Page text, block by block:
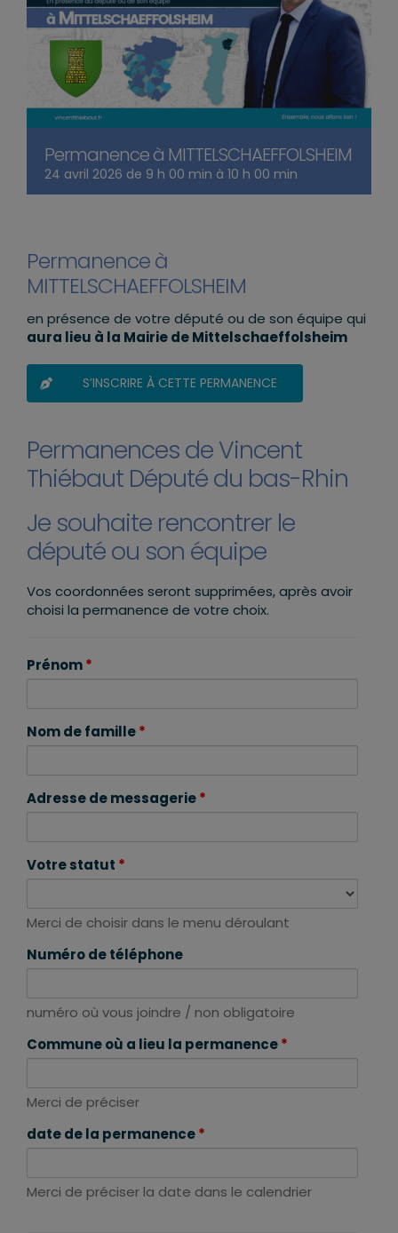
Permanence à MITTELSCHAEFFOLSHEIM
24 avril 2026 de 9 h 00 min à 10 h 00 min
Permanence à
MITTELSCHAEFFOLSHEIM
en présence de votre député ou de son équipe qui
aura lieu à la Mairie de Mittelschaeffolsheim
S’INSCRIRE À CETTE PERMANENCE
Permanences de Vincent
Thiébaut Député du bas-Rhin
Je souhaite rencontrer le
député ou son équipe
Vos coordonnées seront supprimées, après avoir
choisi la permanence de votre choix.
Prénom*
Nom de famille*
Adresse de messagerie*
Votre statut *
Merci de choisir dans le menu déroulant
Numéro de téléphone
numéro où vous joindre / non obligatoire
Commune où a lieu la permanence*
Merci de préciser
date de la permanence*
Merci de préciser la date dans le calendrier